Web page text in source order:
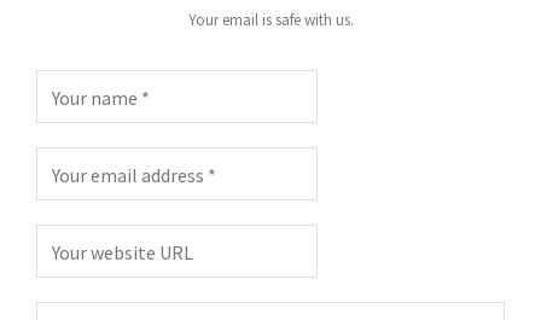
Your email is safe with us.